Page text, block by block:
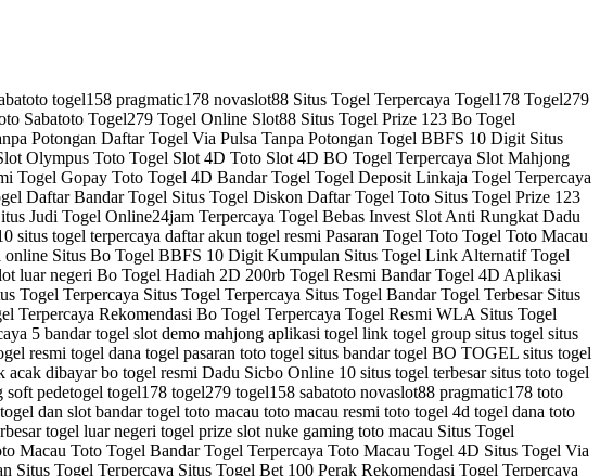
togel158 pragmatic178 novaslot88 Situs Togel Terpercaya Togel178 Togel279
Sabatoto Togel279 Togel Online Slot88 Situs Togel Prize 123 Bo Togel
Potongan Daftar Togel Via Pulsa Tanpa Potongan Togel BBFS 10 Digit Situs
Olympus Toto Togel Slot 4D Toto Slot 4D BO Togel Terpercaya Slot Mahjong
Gopay Toto Togel 4D Bandar Togel Togel Deposit Linkaja Togel Terpercaya
Daftar Bandar Togel Situs Togel Diskon Daftar Togel Toto Situs Togel Prize 123
Judi Togel Online24jam Terpercaya Togel Bebas Invest Slot Anti Rungkat Dadu
togel terpercaya daftar akun togel resmi Pasaran Togel Toto Togel Toto Macau
online Situs Bo Togel BBFS 10 Digit Kumpulan Situs Togel Link Alternatif Togel
luar negeri Bo Togel Hadiah 2D 200rb Togel Resmi Bandar Togel 4D Aplikasi
Terpercaya Situs Togel Terpercaya Situs Togel Bandar Togel Terbesar Situs
Terpercaya Rekomendasi Bo Togel Terpercaya Togel Resmi WLA Situs Togel
5 bandar togel slot demo mahjong aplikasi togel link togel group situs togel situs
resmi togel dana togel pasaran toto togel situs bandar togel BO TOGEL situs togel
dibayar bo togel resmi Dadu Sicbo Online 10 situs togel terbesar situs toto togel
pedetogel togel178 togel279 togel158 sabatoto novaslot88 pragmatic178 toto
dan slot bandar togel toto macau toto macau resmi toto togel 4d togel dana toto
togel luar negeri togel prize slot nuke gaming toto macau Situs Togel
Macau Toto Togel Bandar Togel Terpercaya Toto Macau Togel 4D Situs Togel Via
Togel Terpercaya Situs Togel Bet 100 Perak Rekomendasi Togel Terpercaya